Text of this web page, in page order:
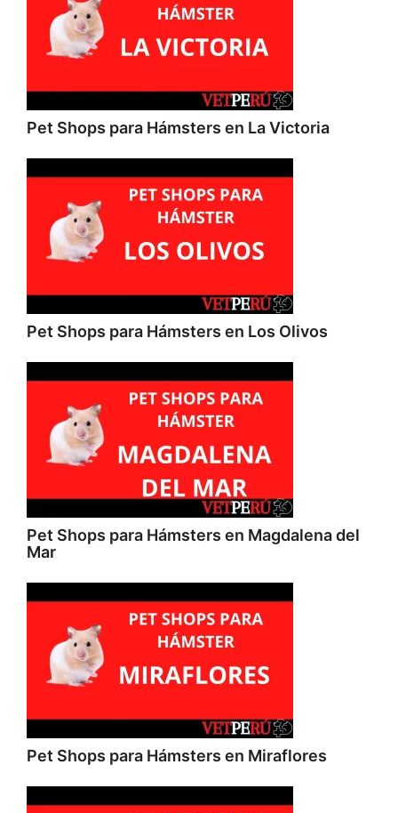
Pet Shops para Hámsters en La Victoria
Pet Shops para Hámsters en Los Olivos
Pet Shops para Hámsters en Magdalena del
Mar
Pet Shops para Hámsters en Miraflores